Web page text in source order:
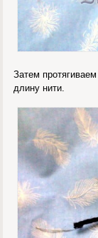
Затем
длину нити.